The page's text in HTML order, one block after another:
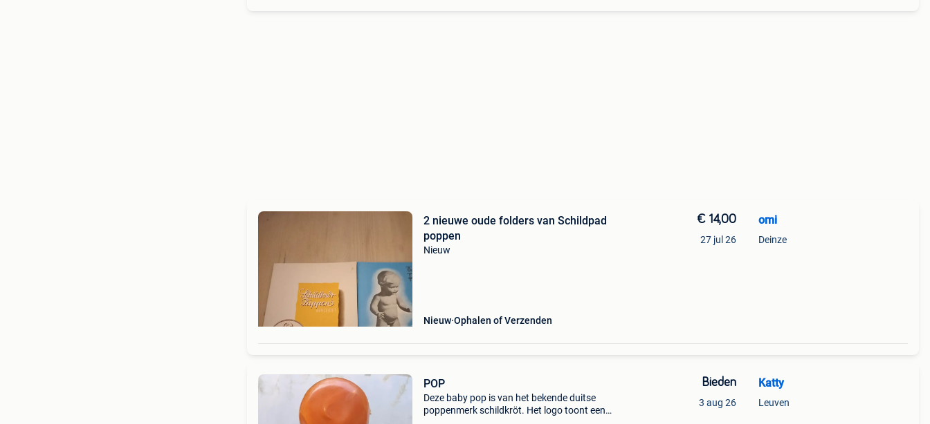
2 nieuwe oude folders van Schildpad
poppen
Nieuw
Nieuw Ophalen of Verzenden
€ 14,00
27 jul 26
omi
Deinze
POP
Deze baby pop is van het bekende duitse
poppenmerk schildkröt. Het logo toont een
Bieden
3 aug 26
Katty
Leuven